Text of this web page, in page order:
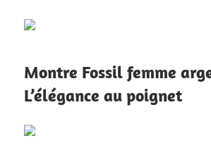
Montre Fossil femme
L’élégance au poignet